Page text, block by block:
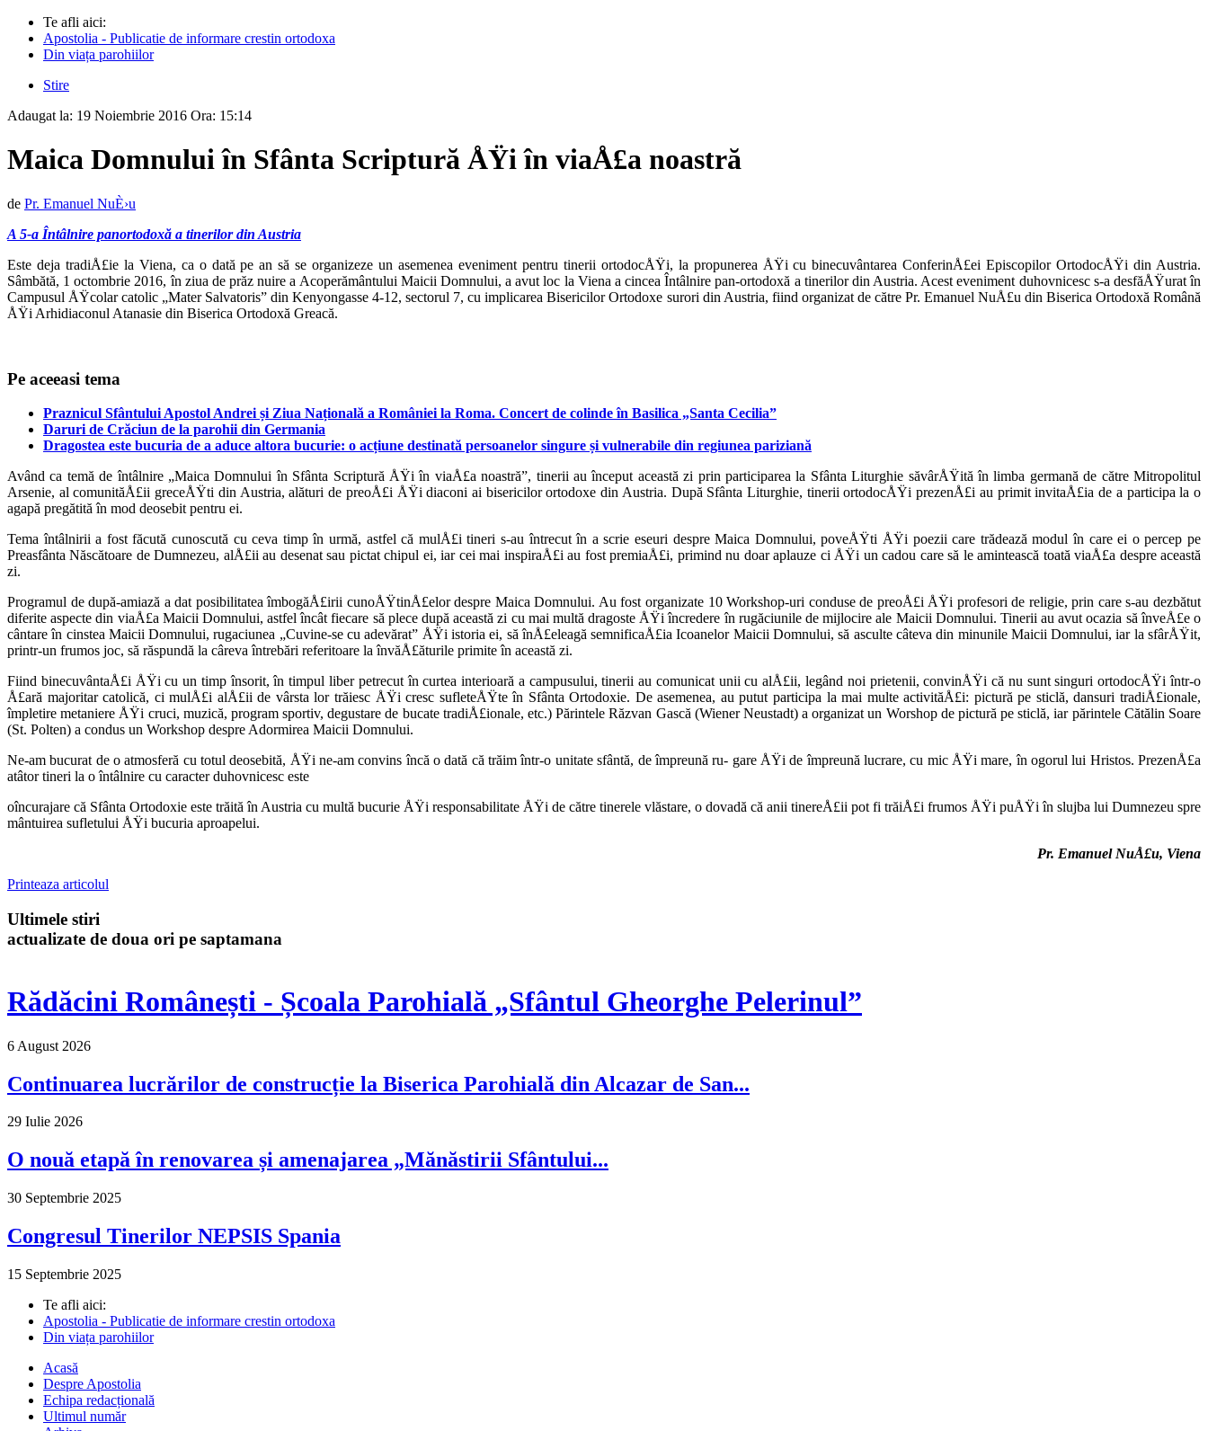
Te afli aici:
Apostolia - Publicatie de informare crestin ortodoxa
Din viața parohiilor
Stire
Adaugat la: 19 Noiembrie 2016 Ora: 15:14
Maica Domnului în Sfânta Scriptură ÅŸi în viaÅ£a noastră
de Pr. Emanuel NuÈ›u
A 5-a Întâlnire panortodoxă a tinerilor din Austria
Este deja tradiÅ£ie la Viena, ca o dată pe an să se organizeze un asemenea eveniment pentru tinerii ortodocÅŸi, la propunerea ÅŸi cu binecuvântarea Confe­rinÅ£ei Episcopilor OrtodocÅŸi din Austria.
Sâmbătă, 1 octombrie 2016, în ziua de prăz nuire a Acoperământului Maicii Domnu­lui, a avut loc la Viena a cincea Întâlnire pan-ortodoxă a tinerilor din Austria. Acest eveniment duhovnicesc s-a desfăÅŸurat în
Campusul ÅŸcolar catolic „Mater Salvatoris” din Kenyongasse 4-12, sectorul 7, cu impli­carea Bisericilor Ortodoxe surori din Aus­tria, fiind organizat de către Pr. Emanuel NuÅ£u din Biserica Ortodoxă Română
ÅŸi Arhidiaconul Atanasie din Biserica Ortodoxă Greacă.
Pe aceeasi tema
Praznicul Sfântului Apostol Andrei și Ziua Națională a României la Roma. Concert de colinde în Basilica „Santa Cecilia”
Daruri de Crăciun de la parohii din Germania
Dragostea este bucuria de a aduce altora bucurie: o acțiune destinată persoanelor singure și vulnerabile din regiunea pariziană
Având ca temă de întâlnire „Maica Domnului în Sfânta Scriptură ÅŸi în viaÅ£a noastră”, tinerii au început această zi prin participarea la Sfânta Liturghie săvârÅŸită în limba germană de către Mitropolitul
Arsenie, al comunităÅ£ii greceÅŸti din Austria, alături de preoÅ£i ÅŸi diaconi ai bisericilor ortodoxe din Austria. După Sfânta Liturghie, tinerii ortodocÅŸi prezenÅ£i au primit invitaÅ£ia de a participa la o
agapă pregătită în mod deo­sebit pentru ei.
Tema întâlnirii a fost făcută cunoscută cu ceva timp în urmă, astfel că mulÅ£i tineri s-au întrecut în a scrie eseuri despre Maica Domnului, poveÅŸti ÅŸi poezii care trădează modul în care ei o percep pe
Preasfânta Născătoare de Dumnezeu, alÅ£ii au desenat sau pictat chipul ei, iar cei mai inspiraÅ£i au fost premiaÅ£i, primind nu doar aplauze ci ÅŸi un cadou care să le amintească toată viaÅ£a despre această
zi.
Programul de după-amiază a dat posi­bilitatea îmbogăÅ£irii cunoÅŸtinÅ£elor despre Maica Domnului. Au fost organizate 10 Workshop-uri conduse de preoÅ£i ÅŸi profe­sori de religie, prin care s-au dezbătut
difer­ite aspecte din viaÅ£a Maicii Domnului, ast­fel încât fiecare să plece după această zi cu mai multă dragoste ÅŸi încredere în rugăciunile de mijlocire ale Maicii Domnului. Tinerii au avut ocazia să înveÅ£e o
cântare în cinstea Maicii Domnului, rugaciunea „Cuvine-se cu adevărat” ÅŸi istoria ei, să înÅ£eleagă semni­ficaÅ£ia Icoanelor Maicii Domnului, să as­culte câteva din minunile Maicii Domnului, iar la sfârÅŸit,
printr-un frumos joc, să răspundă la câreva întrebări referitoare la învăÅ£ăturile primite în această zi.
Fiind binecuvântaÅ£i ÅŸi cu un timp însorit, în timpul liber petrecut în curtea interioară a campusului, tinerii au comunicat unii cu alÅ£ii, legând noi prietenii, convinÅŸi că nu sunt singuri ortodocÅŸi într-o
Å£ară majoritar catolică, ci mulÅ£i alÅ£ii de vârsta lor trăiesc ÅŸi cresc sufleteÅŸte în Sfânta Ortodoxie. De asemenea, au putut participa la mai multe activităÅ£i: pictură pe sticlă, dansuri tradiÅ£ionale,
împletire metaniere ÅŸi cruci, muzică, program sportiv, degustare de bucate tradiÅ£ionale, etc.) Părintele Răzvan Gască (Wiener Neustadt) a organizat un Worshop de pictură pe sticlă, iar părintele Cătălin Soare
(St. Polten) a con­dus un Workshop despre Adormirea Maicii Domnului.
Ne-am bucurat de o atmosferă cu totul deosebită, ÅŸi ne-am convins încă o dată că trăim într-o unitate sfântă, de împreună ru- gare ÅŸi de împreună lucrare, cu mic ÅŸi mare, în ogorul lui Hristos. PrezenÅ£a
atâtor tineri la o întâlnire cu caracter duhovnicesc este
oîncurajare că Sfânta Ortodoxie este trăită în Austria cu multă bucurie ÅŸi responsabil­itate ÅŸi de către tinerele vlăstare, o dovadă că anii tinereÅ£ii pot fi trăiÅ£i frumos ÅŸi puÅŸi în slujba lui Dumnezeu spre
mântuirea sufle­tului ÅŸi bucuria aproapelui.
Pr. Emanuel NuÅ£u, Viena
Printeaza articolul
Ultimele stiri
actualizate de doua ori pe saptamana
Rădăcini Românești - Școala Parohială „Sfântul Gheorghe Pelerinul”
6 August 2026
Continuarea lucrărilor de construcție la Biserica Parohială din Alcazar de San...
29 Iulie 2026
O nouă etapă în renovarea și amenajarea „Mănăstirii Sfântului...
30 Septembrie 2025
Congresul Tinerilor NEPSIS Spania
15 Septembrie 2025
Te afli aici:
Apostolia - Publicatie de informare crestin ortodoxa
Din viața parohiilor
Acasă
Despre Apostolia
Echipa redacțională
Ultimul număr